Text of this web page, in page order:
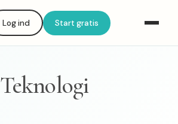
Log ind Start gratis
Teknologi